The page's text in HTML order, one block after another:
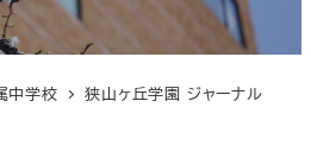
中学校
狭山ヶ丘学園 ジャーナル